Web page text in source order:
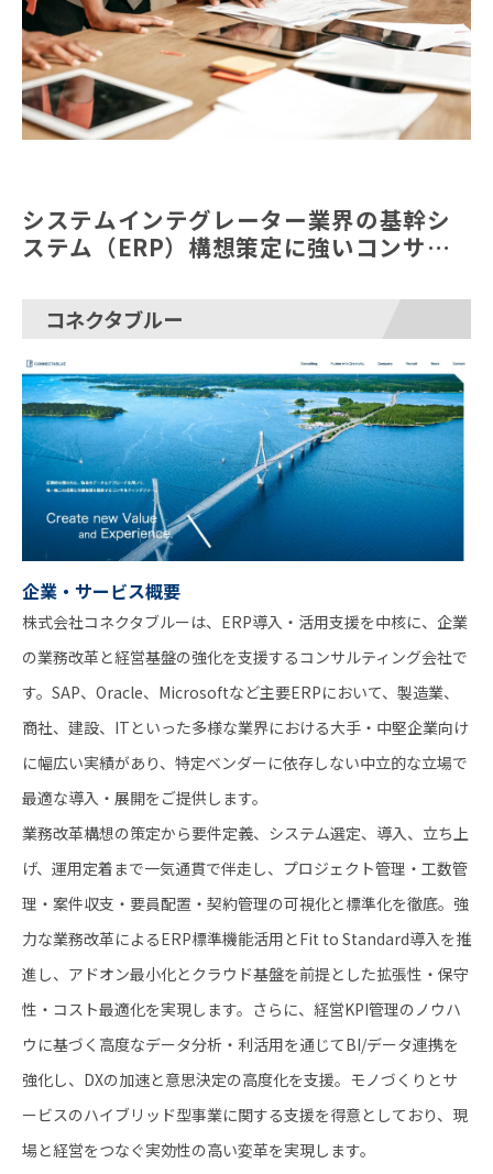
システムインテグレーター業界の基幹シ
ステム（ERP）構想策定に強いコンサル
コネクタブルー
企業・サービス概要
株式会社コネクタブルーは、ERP導入・活用支援を中核に、企業
の業務改革と経営基盤の強化を支援するコンサルティング会社で
す。SAP、Oracle、Microsoftなど主要ERPにおいて、製造業、
商社、建設、ITといった多様な業界における大手・中堅企業向け
に幅広い実績があり、特定ベンダーに依存しない中立的な立場で
最適な導入・展開をご提供します。
業務改革構想の策定から要件定義、システム選定、導入、立ち上
げ、運用定着まで一気通貫で伴走し、プロジェクト管理・工数管
理・案件収支・要員配置・契約管理の可視化と標準化を徹底。強
力な業務改革によるERP標準機能活用とFit to Standard導入を推
進し、アドオン最小化とクラウド基盤を前提とした拡張性・保守
性・コスト最適化を実現します。さらに、経営KPI管理のノウハ
ウに基づく高度なデータ分析・利活用を通じてBI/データ連携を
強化し、DXの加速と意思決定の高度化を支援。モノづくりとサ
ービスのハイブリッド型事業に関する支援を得意としており、現
場と経営をつなぐ実効性の高い変革を実現します。